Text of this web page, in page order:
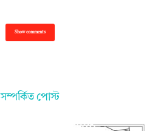
Show comments
সম্পর্কিত পোস্ট